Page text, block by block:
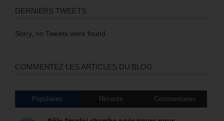
DERNIERS TWEETS
Sorry, no Tweets were found.
COMMENTEZ LES ARTICLES DU BLOG
Populaires Récents Commentaires